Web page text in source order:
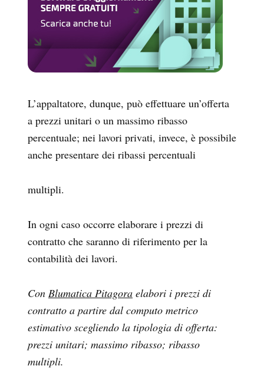
L’appaltatore, dunque, può effettuare un’offerta
a prezzi unitari o un massimo ribasso
percentuale; nei lavori privati, invece, è possibile
anche presentare dei ribassi percentuali
multipli.
In ogni caso occorre elaborare i prezzi di
contratto che saranno di riferimento per la
contabilità dei lavori.
Con Blumatica Pitagora elabori i prezzi di
contratto a partire dal computo metrico
estimativo scegliendo la tipologia di offerta:
prezzi unitari; massimo ribasso; ribasso
multipli.